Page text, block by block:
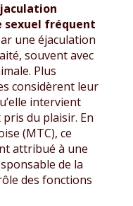
sexuel fréquent
une éjaculation
souvent avec
Plus
considèrent leur
intervient
du plaisir. En
(MTC), ce
attribué à une
de la
des fonctions